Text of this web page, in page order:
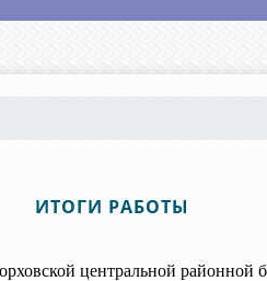
ИТОГИ РАБОТЫ
центральной районной